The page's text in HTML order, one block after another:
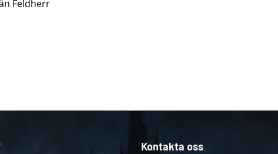
Feldherr
Kontakta oss